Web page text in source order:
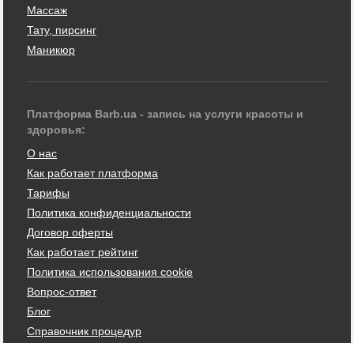
Массаж
Тату, пирсинг
Маникюр
Платформа Barb.ua - запись на услуги красоты и
здоровья:
О нас
Как работает платформа
Тарифы
Политика конфиденциальности
Договор оферты
Как работает рейтинг
Политика использования cookie
Вопрос-ответ
Блог
Справочник процедур